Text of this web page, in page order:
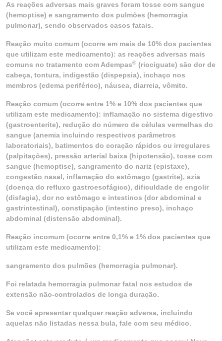
As reações adversas mais graves foram tosse com sangue
(hemoptise) e sangramento dos pulmões (hemorragia
pulmonar), sendo observados casos fatais.
Reação muito comum (ocorre em mais de 10% dos pacientes
que utilizam este medicamento): as reações adversas mais
comuns no tratamento com Adempas® (riociguate) são dor de
cabeça, tontura, indigestão (dispepsia), inchaço nos
membros (edema periférico), náusea, diarreia, vômito.
Reação comum (ocorre entre 1% e 10% dos pacientes que
utilizam este medicamento): inflamação no sistema digestivo
(gastroenterite), redução do número de células vermelhas do
sangue (anemia incluindo respectivos parâmetros
laboratoriais), batimentos do coração rápidos ou irregulares
(palpitações), pressão arterial baixa (hipotensão), tosse com
sangue (hemoptise), sangramento do nariz (epistaxe),
congestão nasal, inflamação do estômago (gastrite), azia
(doença do refluxo gastroesofágico), dificuldade de engolir
(disfagia), dor no estômago e intestinos (dor abdominal e
gastrintestinal), constipação (intestino preso), inchaço
abdominal (distensão abdominal).
Reação incomum (ocorre entre 0,1% e 1% dos pacientes que
utilizam este medicamento):
sangramento dos pulmões (hemorragia pulmonar).
Foi relatada hemorragia pulmonar fatal nos estudos de
extensão não-controlados de longa duração.
Se você apresentar qualquer reação adversa, incluindo
aquelas não listadas nessa bula, fale com seu médico.